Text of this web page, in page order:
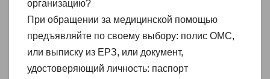
организацию?
При обращении за медицинской помощью
предъявляйте по своему выбору: полис ОМС,
или выписку из ЕРЗ, или документ,
удостоверяющий личность: паспорт